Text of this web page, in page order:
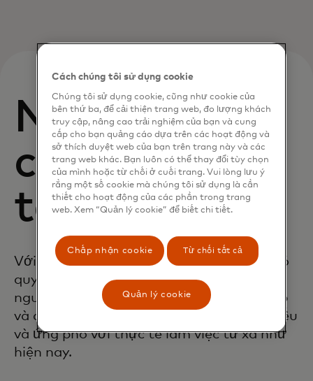
Nội dung và
công cụ học
tập
Với Trung tâm tin cậy Mastercard, bạn có
quyền truy cập thông tin, công cụ và tài
nguyên đáng tin cậy để giúp bạn thiết lập
và củng cố các giao thức bảo mật thiết yếu
và ứng phó với thực tếlàm việc từ xanhư
hiện nay.
Cách chúng tôi sử dụng cookie
Chúng tôi sử dụng cookie, cũng như cookie của
bên thứ ba, để cải thiện trang web, đo lượng khách
truy cập, nâng cao trải nghiệm của bạn và cung
cấp cho bạn quảng cáo dựa trên các hoạt động và
sở thích duyệt web của bạn trên trang này và các
trang web khác. Bạn luôn có thể thay đổi tùy chọn
của mình hoặc từ chối ở cuối trang. Vui lòng lưu ý
rằng một số cookie mà chúng tôi sử dụng là cần
thiết cho hoạt động của các phần trong trang
web. Xem “Quản lý cookie” để biết chi tiết.
Chấp nhận cookie Từ chối tất cả
Quản lý cookie